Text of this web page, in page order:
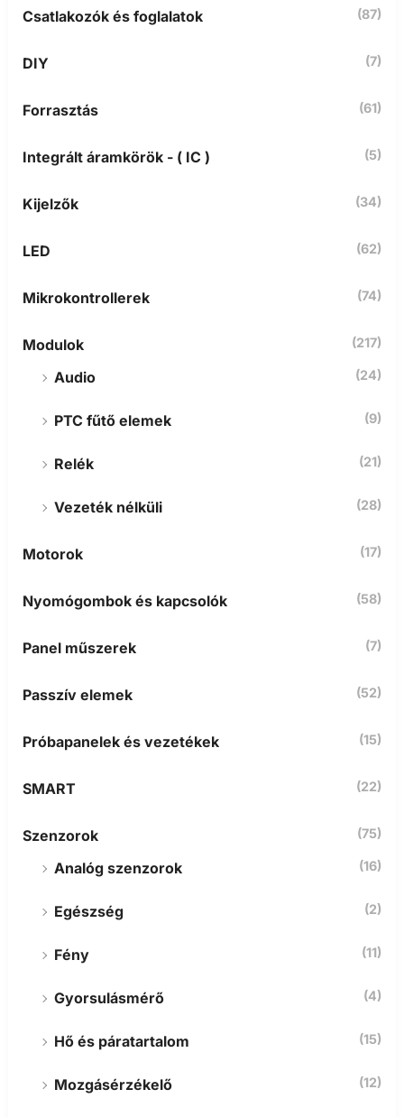
v
k
z
e
Csatlakozók és foglalatok (87)
DIY (7)
Forrasztás (61)
Integrált áramkörök - ( IC ) (5)
Kijelzők (34)
LED (62)
Mikrokontrollerek (74)
Modulok (217)
Audio (24)
PTC fűtő elemek (9)
Relék (21)
Vezeték nélküli (28)
Motorok (17)
Nyomógombok és kapcsolók (58)
Panel műszerek (7)
Passzív elemek (52)
Próbapanelek és vezetékek (15)
SMART (22)
Szenzorok (75)
Analóg szenzorok (16)
Egészség (2)
Fény (11)
Gyorsulásmérő (4)
Hő és páratartalom (15)
Mozgásérzékelő (12)